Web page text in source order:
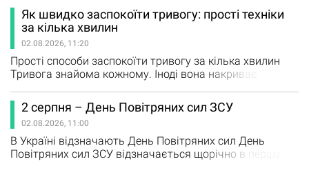
задоволення, коли йому добре й затишно. Це правда,
але не вся: насправді муркотіння — складне явище, і
причин у нього значно більше, ніж проста радість.
Розуміння цих звуків допоможе краще відчувати
настрій…
Як швидко заспокоїти тривогу: прості техніки
за кілька хвилин
02.08.2026, 11:20
Прості способи заспокоїти тривогу за кілька хвилин
Тривога знайома кожному. Іноді вона накриває
посеред ночі — і тіло реагує миттєво: серце калатає,
дихання стає поверхневим, у голові рояться тривожні
думки. У такі моменти здається, що заспокоїтися
неможливо, залишається лише перечекати. Насправді
ж є прості…
2 серпня – День Повітряних сил ЗСУ
02.08.2026, 11:00
В Україні відзначають День Повітряних сил День
Повітряних сил ЗСУ відзначається щорічно в першу